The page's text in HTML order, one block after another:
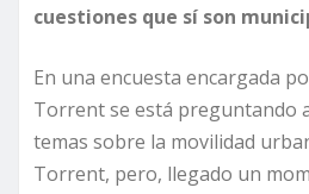
cuestiones que sí son
En una encuesta encargada
Torrent se está preguntando
temas sobre la movilidad
Torrent, pero, llegado un